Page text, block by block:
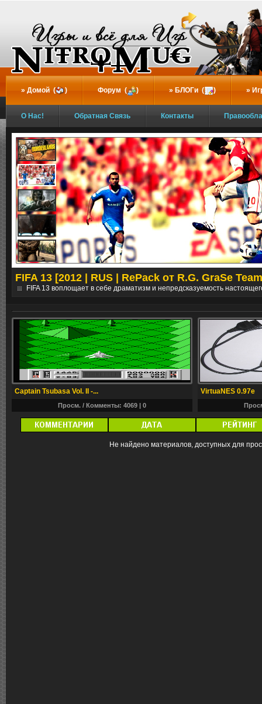
Домой ( ) Форум ( ) БЛОГи ( )
О Нас! Обратная Связь Контакты
FIFA 13 [2012 | RUS | RePack от R.G. GraSe
FIFA 13 воплощает в себе драматизм и непредсказуемость
Captain Tsubasa Vol. II -...
Просм. / Комменты: 4069 | 0
VirtuaNES 0.97e
Не найдено материалов, доступных для